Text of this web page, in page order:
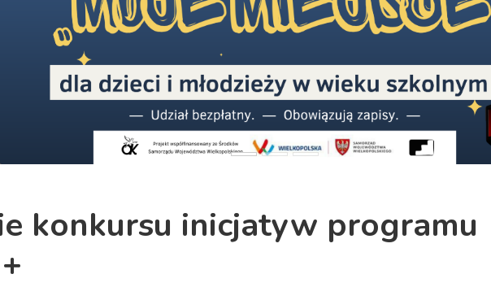
konkursu inicjatyw programu